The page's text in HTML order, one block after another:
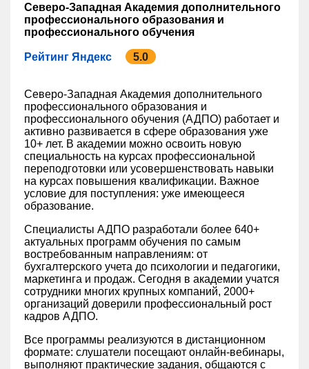
Северо-Западная Академия дополнительного
профессионального образования и
профессионального обучения
Рейтинг Яндекс 5.0
Северо-Западная Академия дополнительного
профессионального образования и
профессионального обучения (АДПО) работает и
активно развивается в сфере образования уже
10+ лет. В академии можно освоить новую
специальность на курсах профессиональной
переподготовки или усовершенствовать навыки
на курсах повышения квалификации. Важное
условие для поступления: уже имеющееся
образование.
Специалисты АДПО разработали более 640+
актуальных программ обучения по самым
востребованным направлениям: от
бухгалтерского учета до психологии и педагогики,
маркетинга и продаж. Сегодня в академии учатся
сотрудники многих крупных компаний, 2000+
организаций доверили профессиональный рост
кадров АДПО.
Все программы реализуются в дистанционном
формате: слушатели посещают онлайн-вебинары,
выполняют практические задания, общаются с